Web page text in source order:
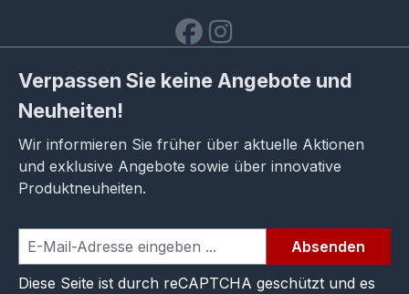
Verpassen Sie keine Angebote und
Neuheiten!
Wir informieren Sie früher über aktuelle Aktionen
und exklusive Angebote sowie über innovative
Produktneuheiten.
Absenden
Diese Seite ist durch reCAPTCHA geschützt und es